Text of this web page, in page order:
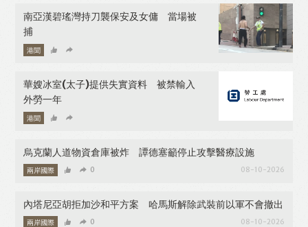
南亞漢碧瑤灣持刀襲保安及女傭 當場被
捕
港聞 08-10-2026
華嫂冰室(太子)提供失實資料 被禁輸入
外勞一年
港聞
烏克蘭人道物資倉庫被炸 譚德塞籲停止攻擊醫療設施
兩岸國際 08-10-2026
0
內塔尼亞胡拒加沙和平方案 哈馬斯解除武裝前以軍不會撤出
兩岸國際 08-10-2026
0